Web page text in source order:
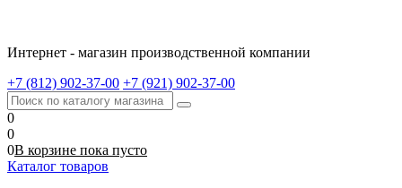
Интернет - магазин производственной компании
+7 (812) 902-37-00 +7 (921) 902-37-00
0
0
0В корзине пока пусто
Каталог товаров